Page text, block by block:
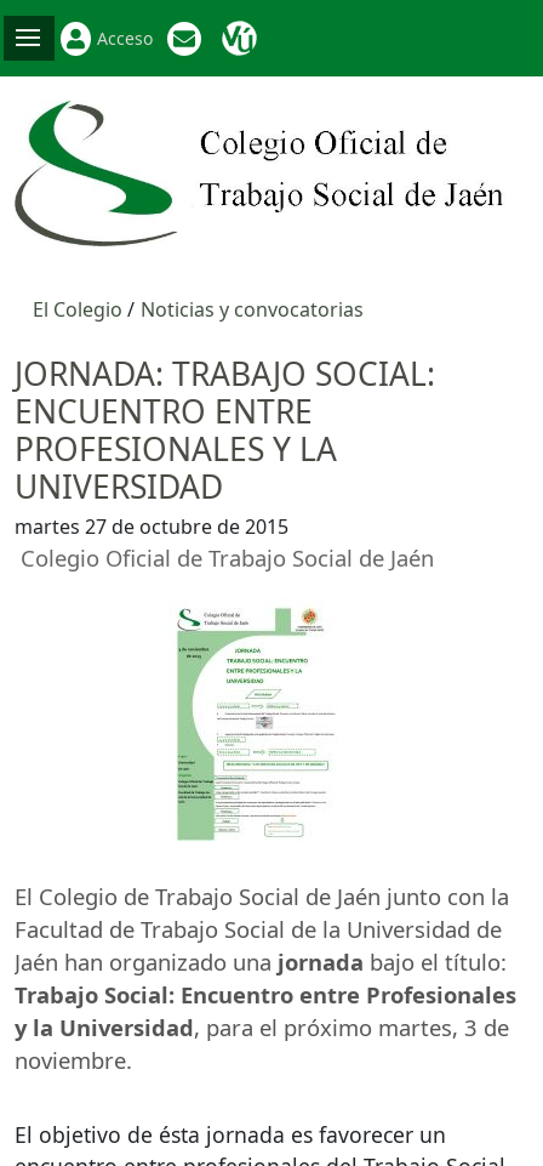
Acceso
El Colegio Noticias y convocatorias
JORNADA: TRABAJO SOCIAL:
ENCUENTRO ENTRE
PROFESIONALES Y LA
UNIVERSIDAD
martes 27 de octubre de 2015
Colegio Oficial de Trabajo Social de Jaén
El Colegio de Trabajo Social de Jaén junto con la
Facultad de Trabajo Social de la Universidad de
Jaén han organizado una jornada bajo el título:
Trabajo Social: Encuentro entre Profesionales
y la Universidad, para el próximo martes, 3 de
noviembre.
El objetivo de ésta jornada es favorecer un